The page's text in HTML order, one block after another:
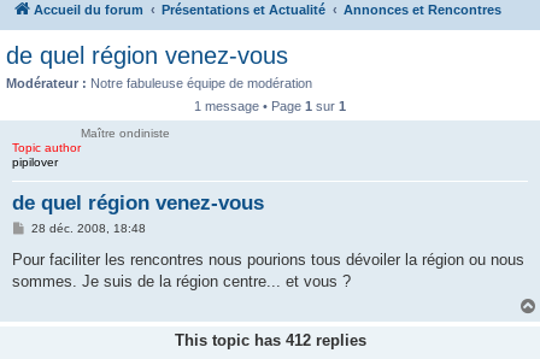
Accueil du forum Présentations et Actualité Annonces et Rencontres
de quel région venez-vous
Modérateur : Notre fabuleuse équipe de modération
1 message • Page 1 sur 1
Topic author
pipilover
Maître ondiniste
de quel région venez-vous
M
s
a
28 déc. 2008, 18:48
Pour faciliter les rencontres nous pourions tous dévoiler la région ou nous
sommes. Je suis de la région centre... et vous ?
This topic has 412replies